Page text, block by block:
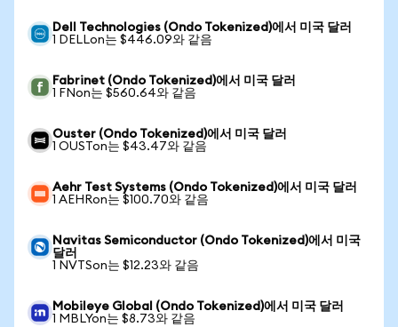
Dell Technologies (Ondo Tokenized)에서 미국 달러
1 DELLon는 $446.09와 같음
Fabrinet (Ondo Tokenized)에서 미국 달러
1 FNon는 $560.64와 같음
Ouster (Ondo Tokenized)에서 미국 달러
1 OUSTon는 $43.47와 같음
Aehr Test Systems (Ondo Tokenized)에서 미국 달러
1 AEHRon는 $100.70와 같음
Navitas Semiconductor (Ondo Tokenized)에서 미국
달러
1 NVTSon는 $12.23와 같음
Mobileye Global (Ondo Tokenized)에서 미국 달러
1 MBLYon는 $8.73와 같음